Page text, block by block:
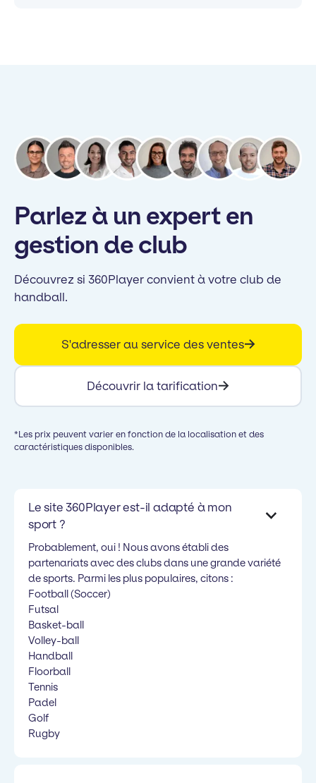
Parlez à un expert en
gestion de club
Découvrez si 360Player convient à votre club de
handball.
S'adresser au service des ventes
Découvrir la tarification
*Les prix peuvent varier en fonction de la localisation et des
caractéristiques disponibles.
Le site 360Player est-il adapté à mon
sport ?
Probablement, oui ! Nous avons établi des
partenariats avec des clubs dans une grande variété
de sports. Parmi les plus populaires, citons :
Football (Soccer)
Futsal
Basket-ball
Volley-ball
Handball
Floorball
Tennis
Padel
Golf
Rugby